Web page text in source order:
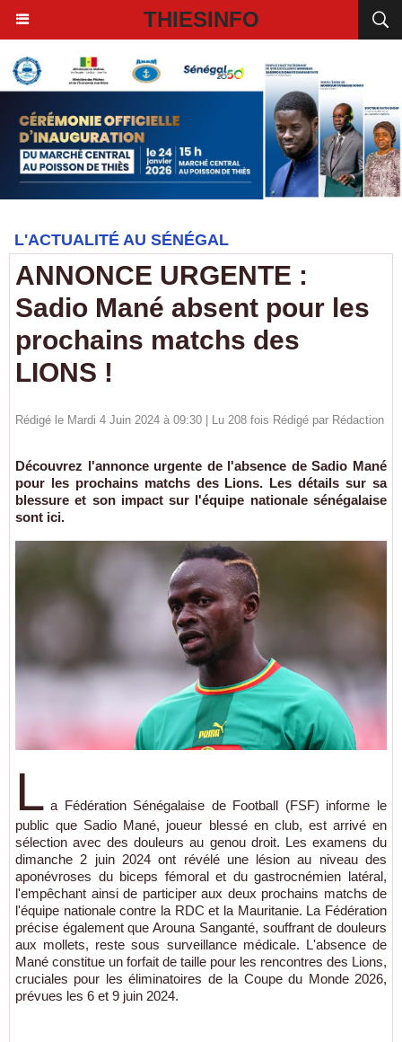
THIESINFO
L'ACTUALITÉ AU SÉNÉGAL
ANNONCE URGENTE :
Sadio Mané absent pour les
prochains matchs des
LIONS !
Rédigé le Mardi 4 Juin 2024 à 09:30 | Lu 208 fois Rédigé par Rédaction
Découvrez l'annonce urgente de l'absence de Sadio Mané
pour les prochains matchs des Lions. Les détails sur sa
blessure et son impact sur l'équipe nationale sénégalaise
sont ici.
L a Fédération Sénégalaise de Football (FSF) informe le
public que Sadio Mané, joueur blessé en club, est arrivé en
sélection avec des douleurs au genou droit. Les examens du
dimanche 2 juin 2024 ont révélé une lésion au niveau des
aponévroses du biceps fémoral et du gastrocnémien latéral,
l'empêchant ainsi de participer aux deux prochains matchs de
l'équipe nationale contre la RDC et la Mauritanie. La Fédération
précise également que Arouna Sanganté, souffrant de douleurs
aux mollets, reste sous surveillance médicale. L'absence de
Mané constitue un forfait de taille pour les rencontres des Lions,
cruciales pour les éliminatoires de la Coupe du Monde 2026,
prévues les 6 et 9 juin 2024.